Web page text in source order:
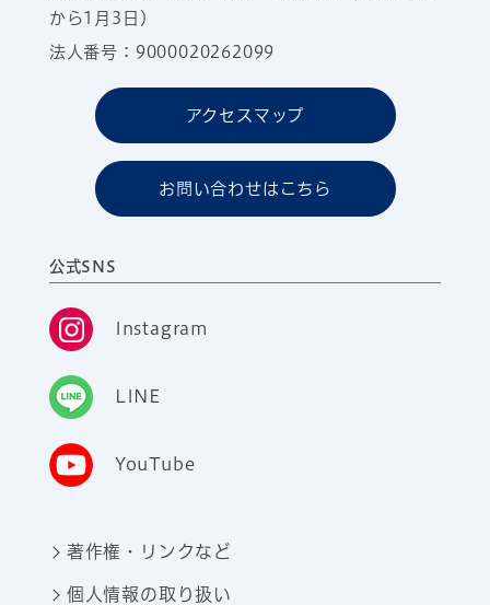
から1月3日）
法人番号：9000020262099
アクセスマップ
お問い合わせはこちら
公式SNS
Instagram
LINE
YouTube
著作権・リンクなど
個人情報の取り扱い